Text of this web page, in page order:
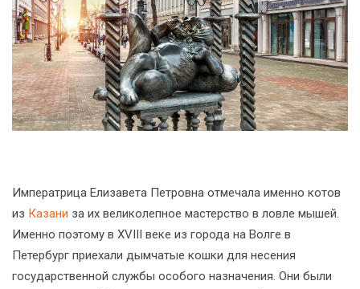
Императрица Елизавета Петровна отмечала именно котов
из Казани за их великолепное мастерство в ловле мышей.
Именно поэтому в XVIII веке из города на Волге в
Петербург приехали дымчатые кошки для несения
государственной службы особого назначения. Они были